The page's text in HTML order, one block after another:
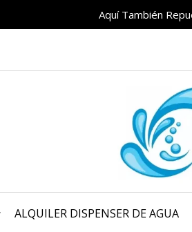
Aquí También
ALQUILER DISPENSER DE AGUA